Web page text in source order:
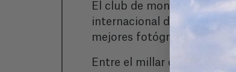
El club de montaña Club
internacional de fotografía
mejores fotógrafos de la
Entre el millar de